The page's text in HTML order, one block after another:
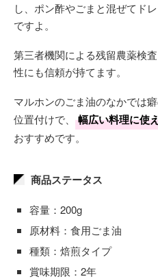
し、ポン酢やごまと混ぜてド
ですよ。
第三者機関による残留農薬検
性にも信頼が持てます。
マルホンのごま油のなかでは
位置付けで、
幅広い料理に使
おすすめです。
商品ステータス
容量：200g
原材料：食用ごま油
種類：焙煎タイプ
賞味期限：2年